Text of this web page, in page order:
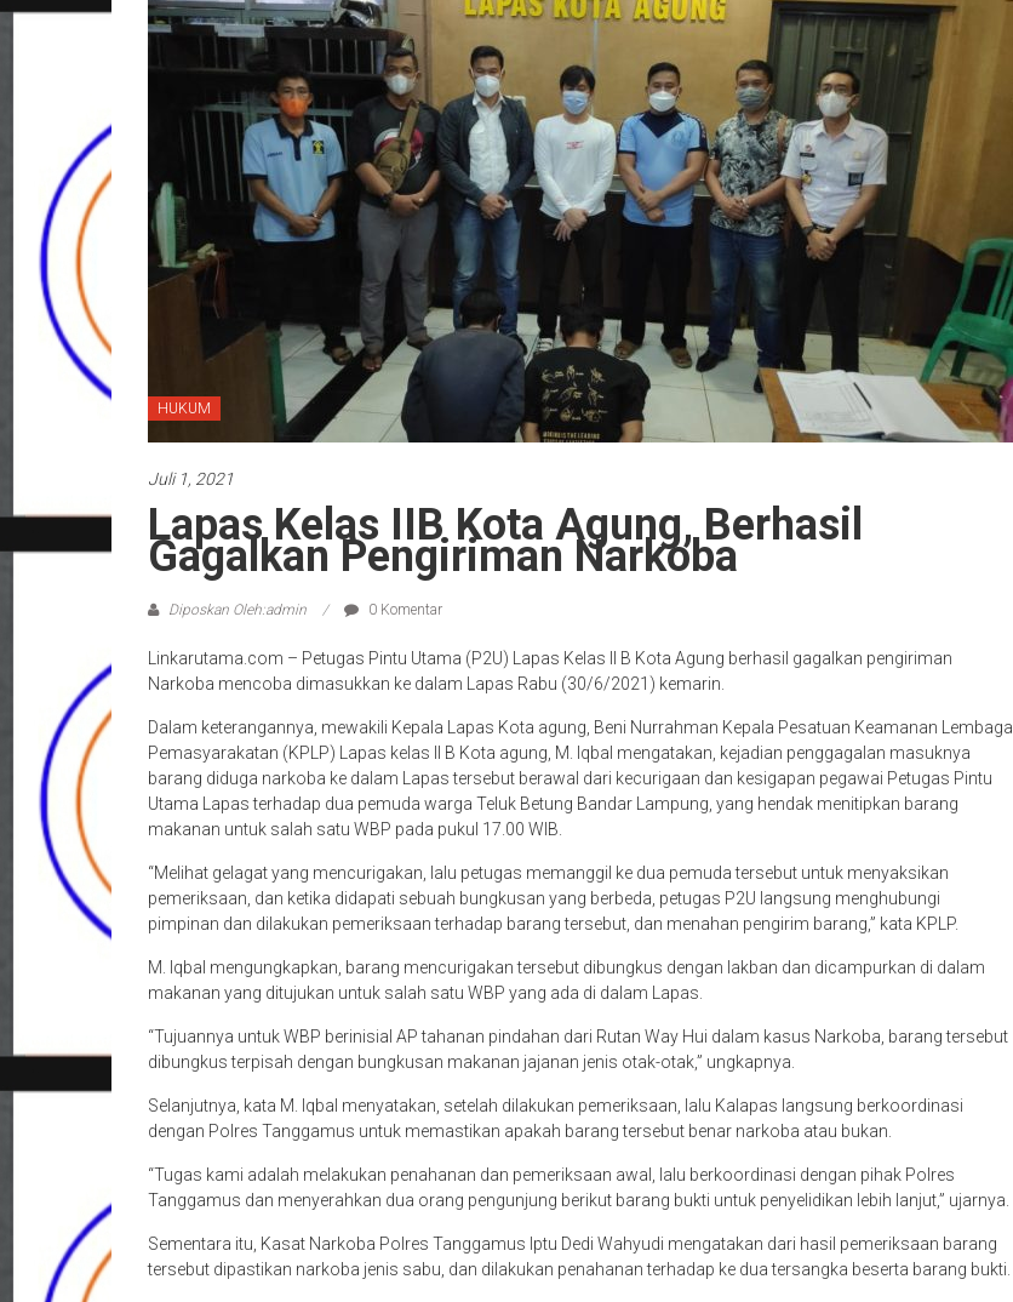
HUKUM
Juli 1, 2021
Lapas Kelas IIB Kota Agung, Berhasil
Gagalkan Pengiriman Narkoba
Diposkan Oleh:admin 0 Komentar
Linkarutama.com – Petugas Pintu Utama (P2U) Lapas Kelas II B Kota Agung berhasil gagalkan pengiriman
Narkoba mencoba dimasukkan ke dalam Lapas Rabu (30/6/2021) kemarin.
Dalam keterangannya, mewakili Kepala Lapas Kota agung, Beni Nurrahman Kepala Pesatuan Keamanan Lembaga
Pemasyarakatan (KPLP) Lapas kelas II B Kota agung, M. Iqbal mengatakan, kejadian penggagalan masuknya
barang diduga narkoba ke dalam Lapas tersebut berawal dari kecurigaan dan kesigapan pegawai Petugas Pintu
Utama Lapas terhadap dua pemuda warga Teluk Betung Bandar Lampung, yang hendak menitipkan barang
makanan untuk salah satu WBP pada pukul 17.00 WIB.
“Melihat gelagat yang mencurigakan, lalu petugas memanggil ke dua pemuda tersebut untuk menyaksikan
pemeriksaan, dan ketika didapati sebuah bungkusan yang berbeda, petugas P2U langsung menghubungi
pimpinan dan dilakukan pemeriksaan terhadap barang tersebut, dan menahan pengirim barang,” kata KPLP.
M. Iqbal mengungkapkan, barang mencurigakan tersebut dibungkus dengan lakban dan dicampurkan di dalam
makanan yang ditujukan untuk salah satu WBP yang ada di dalam Lapas.
“Tujuannya untuk WBP berinisial AP tahanan pindahan dari Rutan Way Hui dalam kasus Narkoba, barang tersebut
dibungkus terpisah dengan bungkusan makanan jajanan jenis otak-otak,” ungkapnya.
Selanjutnya, kata M. Iqbal menyatakan, setelah dilakukan pemeriksaan, lalu Kalapas langsung berkoordinasi
dengan Polres Tanggamus untuk memastikan apakah barang tersebut benar narkoba atau bukan.
“Tugas kami adalah melakukan penahanan dan pemeriksaan awal, lalu berkoordinasi dengan pihak Polres
Tanggamus dan menyerahkan dua orang pengunjung berikut barang bukti untuk penyelidikan lebih lanjut,” ujarnya.
Sementara itu, Kasat Narkoba Polres Tanggamus Iptu Dedi Wahyudi mengatakan dari hasil pemeriksaan barang
tersebut dipastikan narkoba jenis sabu, dan dilakukan penahanan terhadap ke dua tersangka beserta barang bukti.